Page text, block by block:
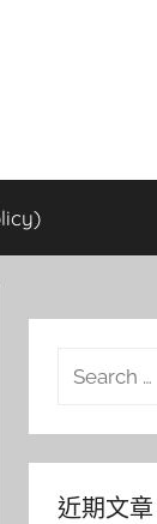
Search
近期文章